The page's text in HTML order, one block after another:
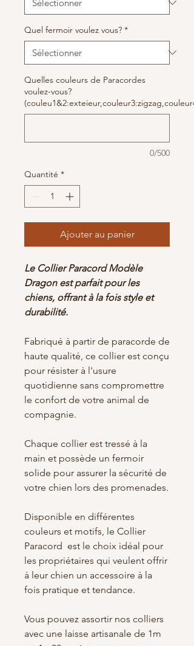
Quel fermoir voulez vous? *
Quelles couleurs de Paracordes
voulez-vous?
0/500
Quantité *
Ajouter au panier
Le Collier Paracord Modèle
Dragon est parfait pour les
chiens, offrant à la fois style et
durabilité.
Fabriqué à partir de paracorde de
haute qualité, ce collier est conçu
pour résister à l'usure
quotidienne sans compromettre
le confort de votre animal de
compagnie.
Chaque collier est tressé à la
main et possède un fermoir
solide pour assurer la sécurité de
votre chien lors des promenades.
Disponible en différentes
couleurs et motifs, le Collier
Paracord est le choix idéal pour
les propriétaires qui veulent offrir
à leur chien un accessoire à la
fois pratique et tendance.
Vous pouvez assortir nos colliers
avec une laisse artisanale de 1m